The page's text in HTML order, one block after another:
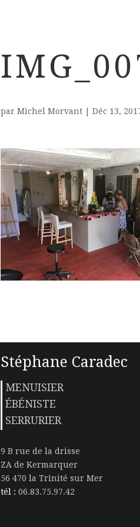
par Michel Morvant| Déc 13,
Stéphane Caradec
MENUISIER
ÉBÉNISTE
SERRURIER
9 B rue de la drisse
ZA de Kermarquer
56 470 la Trinité sur Mer
tél : 06.83.75.97.42